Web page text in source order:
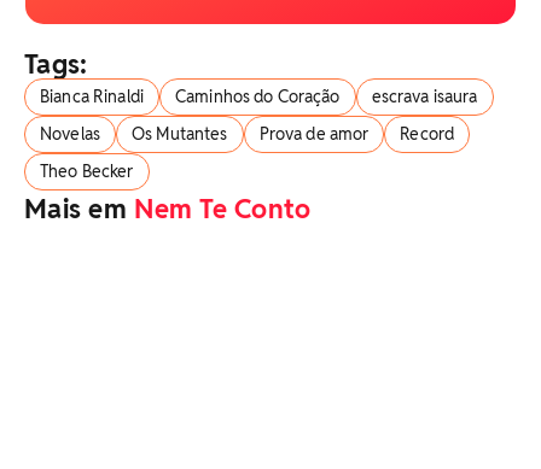
Tags:
Bianca Rinaldi Caminhos do Coração
escrava isaura
Novelas
Os Mutantes Prova de amor
Record
Theo Becker
Mais em Nem Te Conto